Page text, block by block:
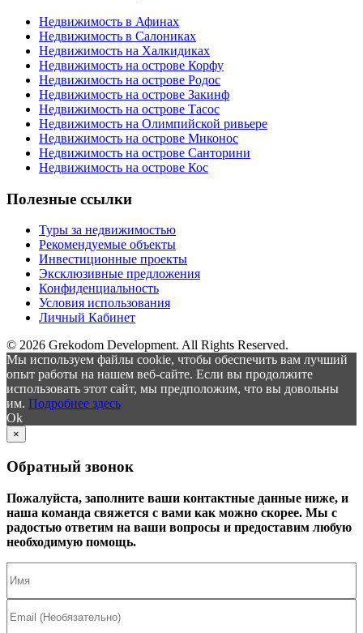
Недвижимость в Афинах
Недвижимость в Салониках
Недвижимость на Халкидиках
Недвижимость на острове Корфу
Недвижимость на острове Родос
Недвижимость на острове Закинф
Недвижимость на острове Тасос
Недвижимость на Олимпийской ривьере
Недвижимость на острове Миконос
Недвижимость на острове Санторини
Недвижимость на острове Кос
Полезные ссылки
Туры за недвижимостью
Рекомендуемые объекты
Инвестиционные проекты
Эксклюзивные предложения
Конфиденциальность
Условия использования
Личный Кабинет
© 2026 Grekodom Development. All Rights Reserved.
Мы используем файлы cookie, чтобы обеспечить вам лучший
опыт работы на нашем веб-сайте. Если вы продолжите
использовать этот сайт, мы предположим, что вы довольны
им. Подробнее здесь
Ok
×
Обратный звонок
Пожалуйста, заполните ваши контактные данные ниже, и
наша команда свяжется с вами как можно скорее. Мы с
радостью ответим на ваши вопросы и предоставим любую
необходимую помощь.